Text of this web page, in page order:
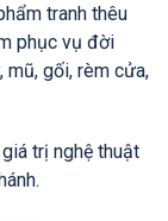
tranh thêu
phục vụ đời
mũ, gối, rèm cửa,
trị nghệ thuật